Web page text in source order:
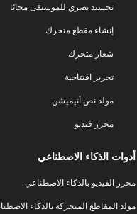
تجسيد بصري للموسيقى مجانًا
إنشاء مقطع متحرك
شعار متحرك
تحرير افتتاحية
مولد نص أنيميشن
محرر فيديو
أدوات الذكاء الاصطناعي
محرر الفيديو بالذكاء الاصطناعي
مولد المقاطع المتحركة بالذكاء